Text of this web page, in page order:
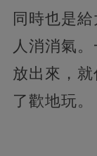
同時也是
人消消氣
放出來，
了